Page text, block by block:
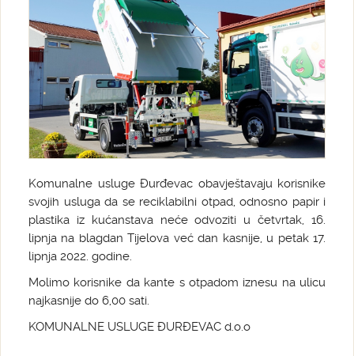
Komunalne usluge Đurđevac obavještavaju korisnike
svojih usluga da se reciklabilni otpad, odnosno papir i
plastika iz kućanstava neće odvoziti u četvrtak, 16.
lipnja na blagdan Tijelova već dan kasnije, u petak 17.
lipnja 2022. godine.
Molimo korisnike da kante s otpadom iznesu na ulicu
najkasnije do 6,00 sati.
KOMUNALNE USLUGE ĐURĐEVAC d.o.o